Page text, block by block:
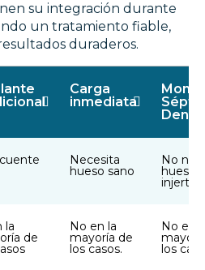
su integración durante
un tratamiento fiable,
duraderos.
Carga
inmediata
Dental
Necesita
hueso sano
No
hueso
injertos
la
de
No en la
mayoría de
los casos.
No en
los